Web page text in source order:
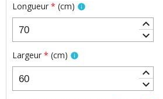
Longueur * (cm) info
keyboard_arrow_up
keyboard_arrow_down
Largeur * (cm) info
keyboard_arrow_up
keyboard_arrow_down